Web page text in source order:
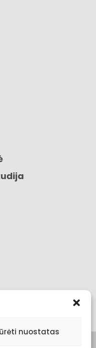
nuostatas